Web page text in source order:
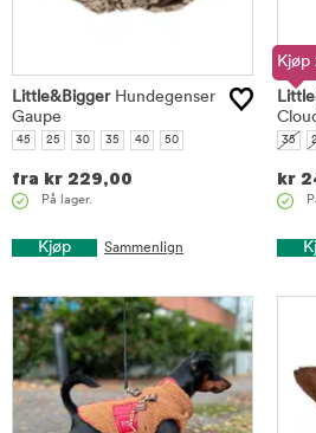
Little&BiggerHundegenser
Gaupe
45 25 30 35 40 50
fra kr 229,00
På lager.
Kjøp Sammenlign
Kjøp
35
kr